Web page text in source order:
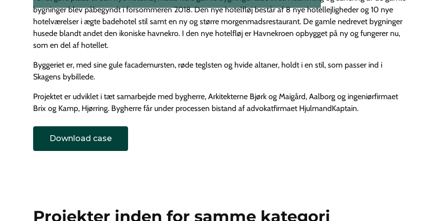
bygninger blev påbegyndt i forsommeren 2018. Den nye hotelfløj består af 8 nye hotellejligheder og 10 nye
hotelværelser i ægte badehotel stil samt en ny og større morgenmadsrestaurant. De gamle nedrevet bygninger
husede blandt andet den ikoniske havnekro. I den nye hotelfløj er Havnekroen opbygget på ny og fungerer nu,
som en del af hotellet.
Byggeriet er, med sine gule facademursten, røde teglsten og hvide altaner, holdt i en stil, som passer ind i
Skagens bybillede.
Projektet er udviklet i tæt samarbejde med bygherre, Arkitekterne Bjørk og Maigård, Aalborg og ingeniørfirmaet
Brix og Kamp, Hjørring. Bygherre får under processen bistand af advokatfirmaet HjulmandKaptain.
Download case
Projekter inden for samme kategori